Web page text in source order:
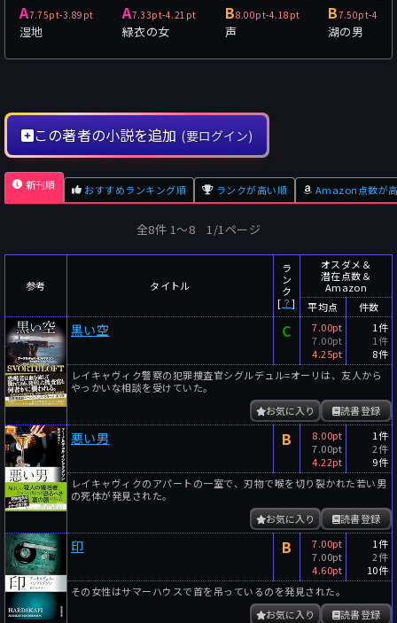
A7.75pt-3.89pt
湿地
A7.33pt-4.21pt
緑衣の女
B8.00pt-4.18pt
声
B7.50pt-
湖の男
この著者の小説を追加 (要ログイン)
新刊順 おすすめランキング順 ランクが高い順 Amazon点数が
全8件 1〜8 1/1ページ
参考 タイトル
ラ
ン
ク
[ ？]
オスダメ＆
潜在点数＆
Amazon
平均点
件数
黒い空 C
7.00pt
7.00pt
4.25pt
1件
1件
8件
レイキャヴィク警察の犯罪捜査官シグルデュル=オーリは、友人から
やっかいな相談を受けていた。
読書登録
お気に入り
悪い男 B
8.00pt
7.00pt
4.22pt
1件
2件
9件
レイキャヴィクのアパートの一室で、刃物で喉を切り裂かれた若い男
の死体が発見された。
読書登録
お気に入り
印 B
7.00pt
7.00pt
4.60pt
1件
2件
10件
その女性はサマーハウスで首を吊っているのを発見された。
読書登録
お気に入り